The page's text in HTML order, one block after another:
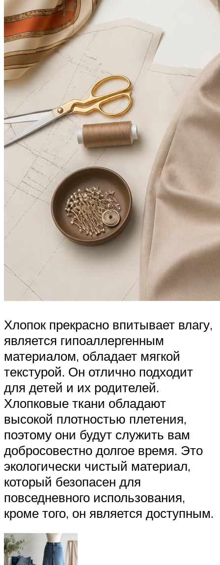
Хлопок прекрасно впитывает влагу,
является гипоаллергенным
материалом, обладает мягкой
текстурой. Он отлично подходит
для детей и их родителей.
Хлопковые ткани обладают
высокой плотностью плетения,
поэтому они будут служить вам
добросовестно долгое время. Это
экологически чистый материал,
который безопасен для
повседневного использования,
кроме того, он является доступным.